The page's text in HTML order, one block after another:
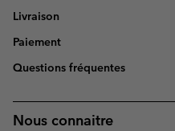
Livraison
Paiement
Questions fréquentes
Nous connaitre